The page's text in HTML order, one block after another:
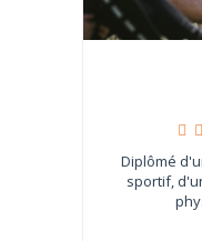
Diplômé
sportif,